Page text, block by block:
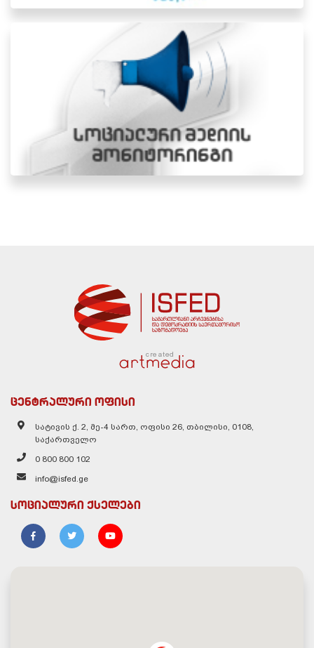
created
ცენტრალური ოფისი
სატივის ქ. 2, მე-4 სართ, ოფისი 26, თბილისი, 0108,
საქართველო
0 800 800 102
info@isfed.ge
სოციალური ქსელები